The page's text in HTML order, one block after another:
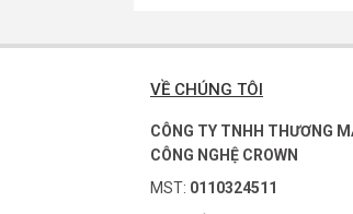
VỀ CHÚNG TÔI
CÔNG TY TNHH THƯƠNG
CÔNG NGHỆ CROWN
MST: 0110324511